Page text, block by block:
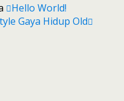
Hello World!
Gaya Hidup Old